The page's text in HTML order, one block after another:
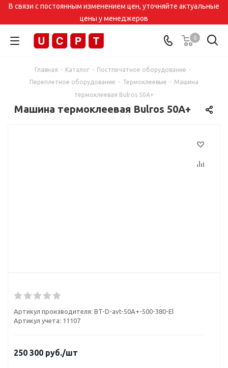
В связи с постоянным изменением цен, уточняйте актуальные
цены у менеджеров
0
Главная - Каталог - Постпечатное оборудование -
Переплетное оборудование - Термоклеевые - Машина
термоклеевая Bulros 50A+
Машина термоклеевая Bulros 50A+
Артикул производителя: BT-D-avt-50A+-500-380-El
Артикул учета: 11107
250 300 руб./шт